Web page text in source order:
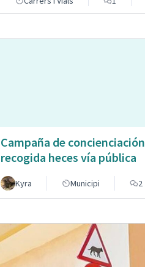
Campaña de concienciación
recogida heces vía pública
Kyra Municipi 2